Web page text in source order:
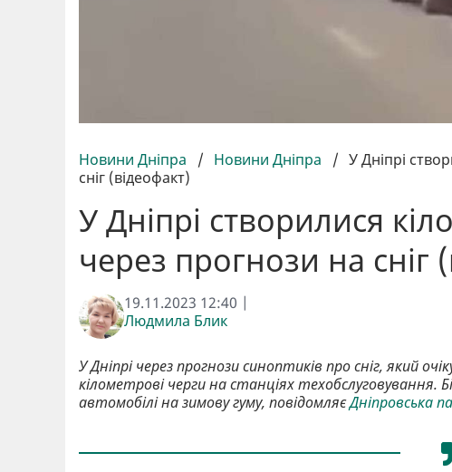
Новини Дніпра / Новини Дніпра / У Дніпрі
сніг (відеофакт)
У Дніпрі створилися
через прогнози на сніг
19.11.2023 12:40 |
Людмила Блик
У Дніпрі через прогнози синоптиків про сніг, який
кілометрові черги на станціях техобслуговування.
автомобілі на зимову гуму, повідомляєДніпровська